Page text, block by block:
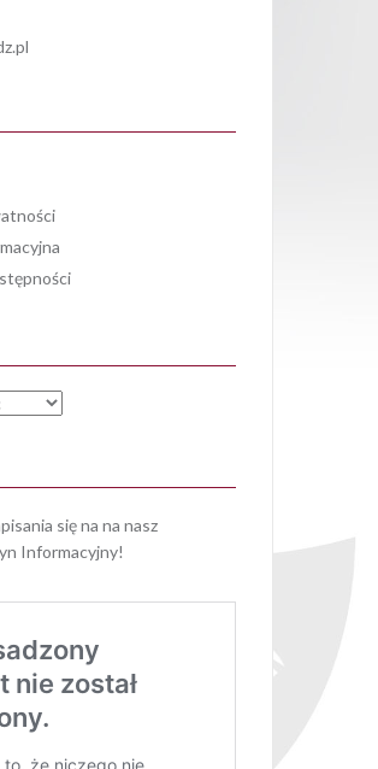
się na na nasz
Informacyjny!